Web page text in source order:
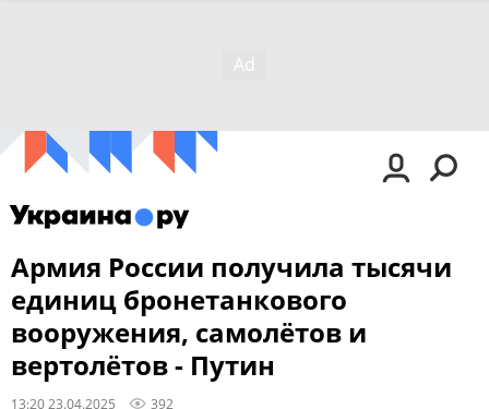
Армия России получила тысячи
единиц бронетанкового
вооружения, самолётов и
вертолётов - Путин
13:20 23.04.2025 392